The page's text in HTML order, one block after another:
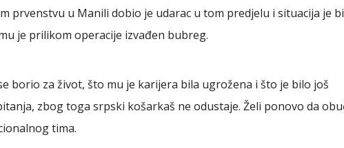
prvenstvu u Manili dobio je udarac u tom predjelu i situacija je
je prilikom operacije izvađen bubreg.
borio za život, što mu je karijera bila ugrožena i što je bilo još
zbog toga srpski košarkaš ne odustaje. Želi ponovo da
tima.